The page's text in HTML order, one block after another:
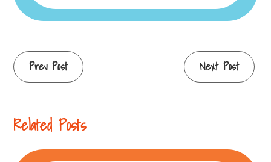
Prev Post Next Post
Related Posts